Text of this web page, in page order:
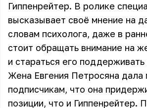
Гиппенрейтер. В ролике
высказывает своё мнение на
словам психолога, даже в
стоит обращать внимание на
и стараться его
Жена Евгения Петросяна дала
подписчикам, что она
позиции, что и Гиппенрейтер.